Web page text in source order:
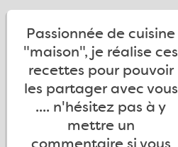
Passionnée de cuisine
"maison", je réalise ces
recettes pour pouvoir
les partager avec vous
.... n'hésitez pas à y
mettre un